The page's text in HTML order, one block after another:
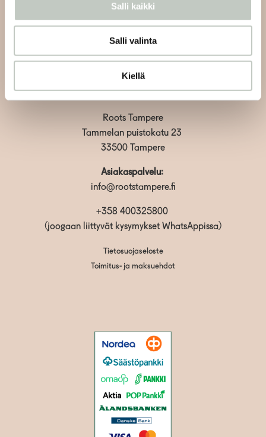
Salli kaikki
Salli valinta
Kiellä
Roots Tampere
Tammelan puistokatu 23
33500 Tampere
Asiakaspalvelu:
info@rootstampere.fi
+358 400325800
(joogaan liittyvät kysymykset WhatsAppissa)
Tietosuojaseloste
Toimitus- ja maksuehdot